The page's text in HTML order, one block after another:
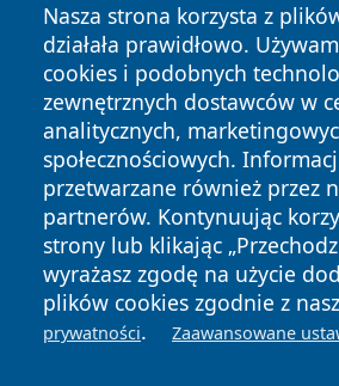
Nasza strona korzysta z
działała prawidłowo.
cookies i podobnych
zewnętrznych dostawców w
analitycznych,
społecznościowych.
przetwarzane również przez
partnerów. Kontynuując
strony lub klikając
wyrażasz zgodę na użycie
plików cookies zgodnie z
prywatności. Zaawansowane
Copyright © 2026 wrotachorzowa.pl
zastrzeżone.
News Autorzy
Polityka
Prywatności